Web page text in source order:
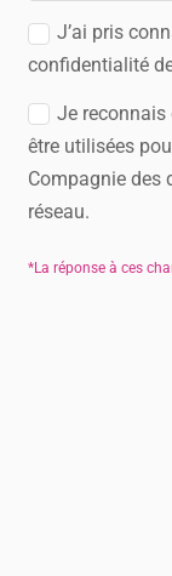
J’ai pris
confidentialité
Je reconnais
être utilisées
Compagnie des
réseau.